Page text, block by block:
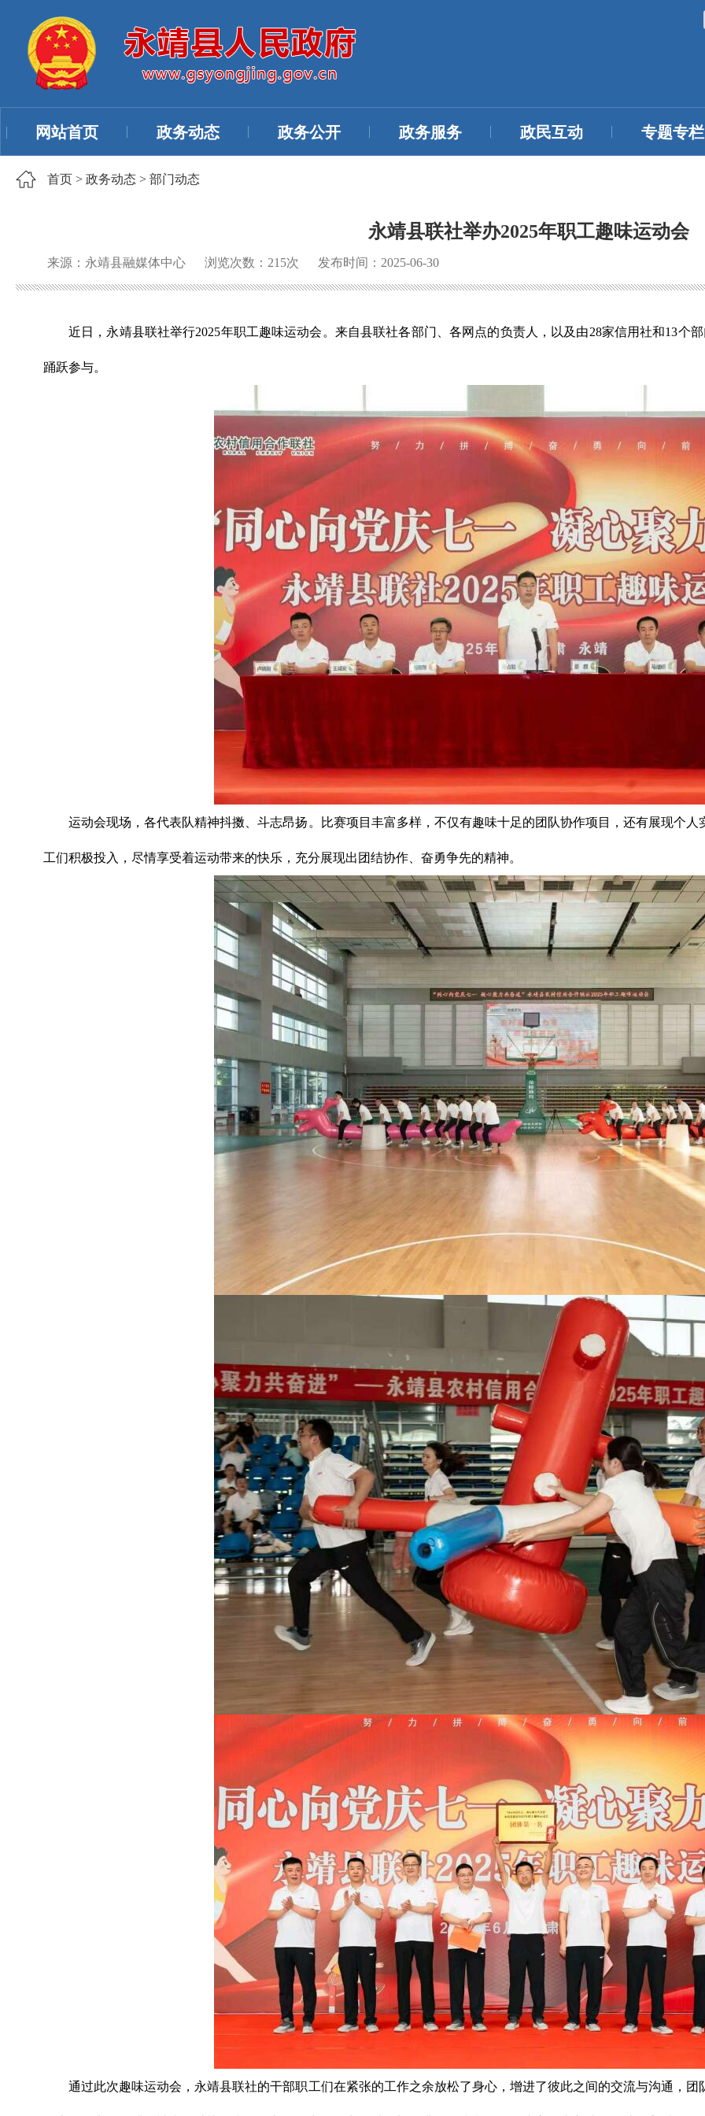
网站首页 政务动态 政务公开 政务服务 政民互动 专题专栏
首页 > 政务动态 > 部门动态
永靖县联社举办2025年职工趣味运动会
来源：永靖县融媒体中心 浏览次数： 215次 发布时间：2025-06-30
近日，永靖县联社举行2025年职工趣味运动会。来自县联社各部门、各网点的负责人，以及由28家信用社和13个
踊跃参与。
运动会现场，各代表队精神抖擞、斗志昂扬。比赛项目丰富多样，不仅有趣味十足的团队协作项目，还有展现个
工们积极投入，尽情享受着运动带来的快乐，充分展现出团结协作、奋勇争先的精神。
通过此次趣味运动会，永靖县联社的干部职工们在紧张的工作之余放松了身心，增进了彼此之间的交流与沟通，